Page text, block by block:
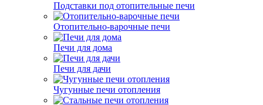
Подставки под отопительные печи
Отопительно-варочные печи
Печи для дома
Печи для дачи
Чугунные печи отопления